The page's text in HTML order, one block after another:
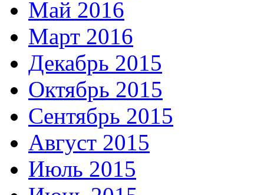
Май 2016
Март 2016
Декабрь 2015
Октябрь 2015
Сентябрь 2015
Август 2015
Июль 2015